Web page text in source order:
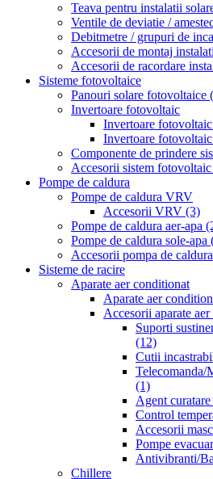
Teava pentru instalatii
Ventile de deviatie /
Debitmetre / grupuri de
Accesorii de montaj
Accesorii de racordare
Sisteme fotovoltaice
Panouri solare fotovoltaice
Invertoare fotovoltaic
Invertoare
Invertoare
Componente de prindere
Accesorii sistem fotovoltaic
Pompe de caldura
Pompe de caldura VRV
Accesorii VRV (3)
Pompe de caldura aer-apa
Pompe de caldura sole-apa
Accesorii pompa de caldura
Sisteme de racire
Aparate aer conditionat
Aparate aer
Accesorii aparate
Suporti
(12)
Cutii
(1)
Agent curatare
Control
Accesorii
Pompe
Antivibranti/
Chillere